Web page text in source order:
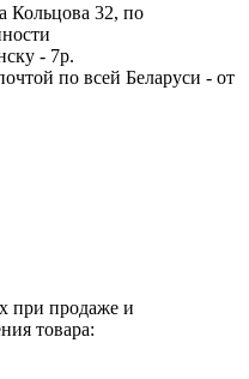
Кольцова 32, по
- 7р.
по всей Беларуси - от
при продаже и
товара: